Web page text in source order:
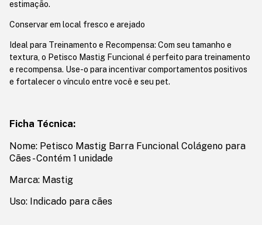
estimação.
Conservar em local fresco e arejado
Ideal para Treinamento e Recompensa: Com seu tamanho e
textura, o Petisco Mastig Funcional é perfeito para treinamento
e recompensa. Use-o para incentivar comportamentos positivos
e fortalecer o vínculo entre você e seu pet.
Ficha Técnica:
Nome: Petisco Mastig Barra Funcional Colágeno para
Cães - Contém 1 unidade
Marca: Mastig
Uso: Indicado para cães